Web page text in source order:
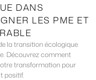
DANS
LES PME ET
la transition écologique
Découvrez comment
transformation pour
positif.